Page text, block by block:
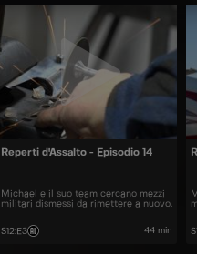
Reperti d'Assalto - Episodio 14
Michael e il suo team cercano mezzi
militari dismessi da rimettere a nuovo.
S12: E3 44 min